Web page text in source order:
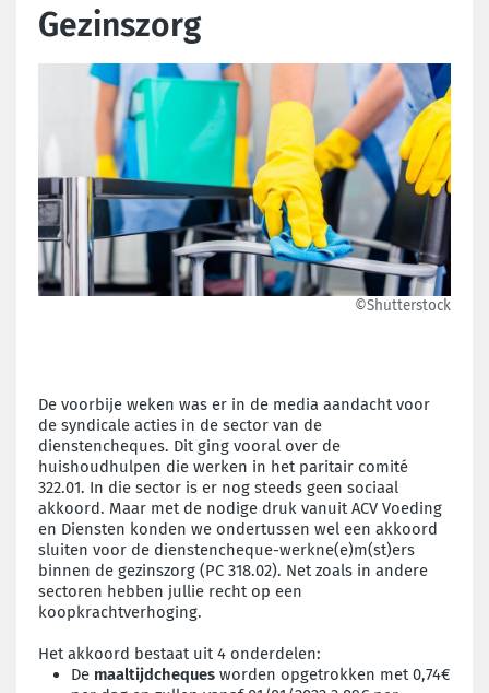
Gezinszorg
©Shutterstock
De voorbije weken was er in de media aandacht voor
de syndicale acties in de sector van de
dienstencheques. Dit ging vooral over de
huishoudhulpen die werken in het paritair comité
322.01. In die sector is er nog steeds geen sociaal
akkoord. Maar met de nodige druk vanuit ACV Voeding
en Diensten konden we ondertussen wel een akkoord
sluiten voor de dienstencheque-werkne(e)m(st)ers
binnen de gezinszorg (PC 318.02). Net zoals in andere
sectoren hebben jullie recht op een
koopkrachtverhoging.
Het akkoord bestaat uit 4 onderdelen:
De maaltijdcheques worden opgetrokken met 0,74€